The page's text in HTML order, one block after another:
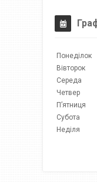
Понеділок
Вівторок
Середа
Четвер
Пʼятниця
Субота
Неділя